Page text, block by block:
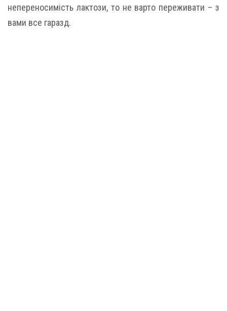
непереносимість лактози, то не варто переживати – з
вами все гаразд.